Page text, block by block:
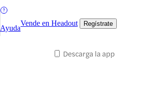
Ayuda
Vende en Headout Regístrate
Descarga la app